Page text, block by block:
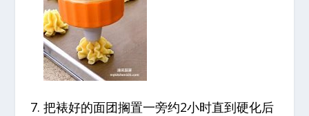
把裱好的面团搁置一旁约2小时直到硬化后